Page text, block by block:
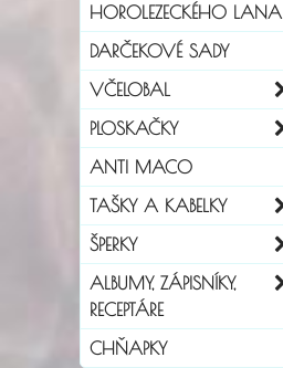
HOROLEZECKÉHO LANA
DARČEKOVÉ SADY
VČELOBAL
PLOSKAČKY
ANTI MACO
TAŠKY A KABELKY
ŠPERKY
ALBUMY, ZÁPISNÍKY,
RECEPTÁRE
CHŇAPKY